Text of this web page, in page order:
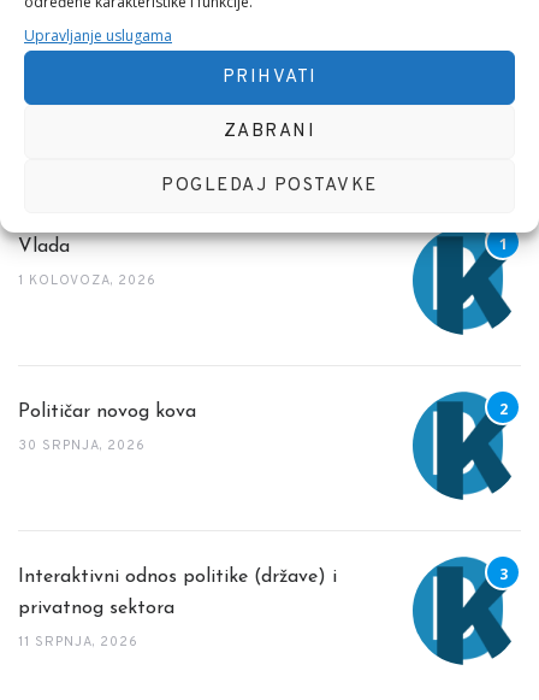
Upravljanje uslugama
PRIHVATI
ZABRANI
POGLEDAJ POSTAVKE
Konzultant, Anqvadropolog, Pjesnik i Top Menadžer
NEDAVNE OBJAVE
Vlada
1 KOLOVOZA, 2026
Političar novog kova
30 SRPNJA, 2026
Interaktivni odnos politike (države) i
privatnog sektora
11 SRPNJA, 2026